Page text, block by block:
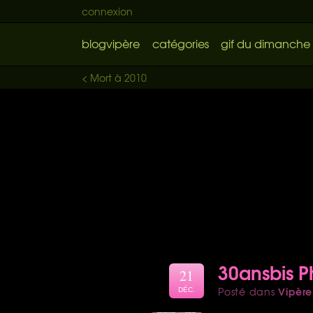
connexion
blogvipère catégories gif du dimanche
< Mort à 2010
30ansbis
Posté dans
21
DÉC.